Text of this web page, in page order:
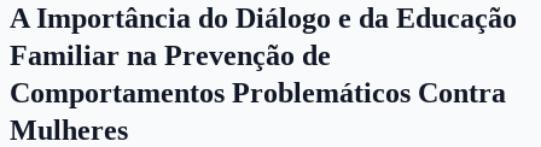
A Importância do Diálogo e da Educação
Familiar na Prevenção de
Comportamentos Problemáticos Contra
Mulheres